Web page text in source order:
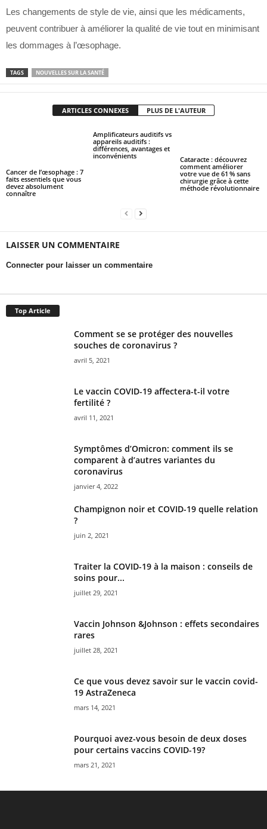
Les changements de style de vie, ainsi que les médicaments,
peuvent contribuer à améliorer la qualité de vie tout en minimisant
les dommages à l’œsophage.
TAGS NOUVELLES SUR LA SANTÉ
ARTICLES CONNEXES PLUS DE L'AUTEUR
Cancer de l’œsophage : 7
faits essentiels que vous
devez absolument
connaître
Amplificateurs auditifs vs
appareils auditifs :
différences, avantages et
inconvénients
Cataracte : découvrez
comment améliorer
votre vue de 61 % sans
chirurgie grâce à cette
méthode révolutionnaire
LAISSER UN COMMENTAIRE
Connecter pour laisser un commentaire
Top Article
Comment se se protéger des nouvelles
souches de coronavirus ?
avril 5, 2021
Le vaccin COVID-19 affectera-t-il votre
fertilité ?
avril 11, 2021
Symptômes d’Omicron: comment ils se
comparent à d’autres variantes du
coronavirus
janvier 4, 2022
Champignon noir et COVID-19 quelle relation
?
juin 2, 2021
Traiter la COVID-19 à la maison : conseils de
soins pour...
juillet 29, 2021
Vaccin Johnson &Johnson : effets secondaires
rares
juillet 28, 2021
Ce que vous devez savoir sur le vaccin covid-
19 AstraZeneca
mars 14, 2021
Pourquoi avez-vous besoin de deux doses
pour certains vaccins COVID-19?
mars 21, 2021